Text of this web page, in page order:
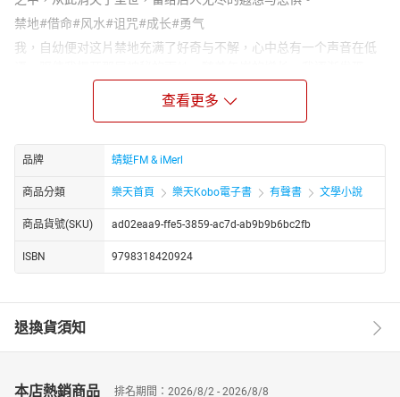
禁地#借命#风水#诅咒#成长#勇气
我，自幼便对这片禁地充满了好奇与不解，心中总有一个声音在低
自己似乎与这片禁地有着千丝万缕的联系，每一次靠近，都能感受
到一股莫名的力量在召唤，仿佛我的命运早已与那些长眠于棺中的
老人紧紧相连。
一次偶然的机会，我踏入了那片禁地，揭开了一口口棺材的秘密。
原来，这一切并非简单的殉葬仪式，而是村中先人为了延续血脉、
对抗某种未知诅咒而布下的惊天大局。而我，竟是这场延续了数百
年的借命之局中，最为关键的一环。我的每一次呼吸、每一次心
跳，都在无形中影响着整个村落的命运，甚至关乎到那些早已逝去
在探寻真相的过程中，我遭遇了重重困难与危险，也结识了形形色
运用自己的力量，去对抗那些试图颠覆一切的力量。
《风水：我的借命人生》不仅是一部关于风水、诅咒与借命的惊悚
查看更多
品牌 蜻蜓FM & iMerl
商品分類 樂天首頁 樂天Kobo電子書 有聲書 文學小說
商品貨號(SKU) ad02eaa9-ffe5-3859-ac7d-ab9b9b6bc2fb
ISBN 9798318420924
退換貨須知
本店熱銷商品 排名期間：2026/8/2 - 2026/8/8